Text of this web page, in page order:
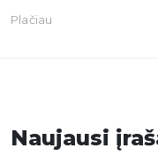
Plačiau
Naujausi